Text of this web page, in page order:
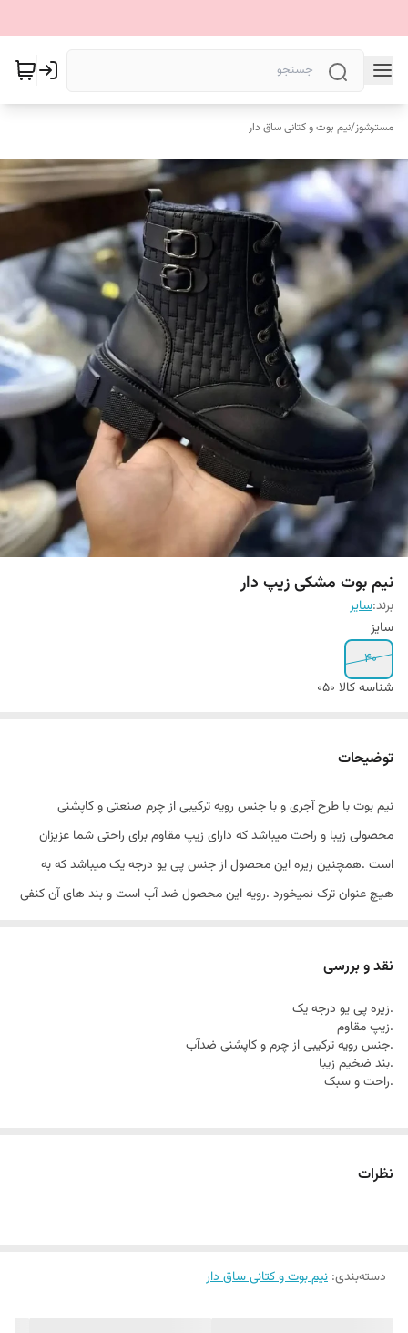
مسترشوز/نیم بوت و کتانی ساق دار
نیم بوت مشکی زیپ دار
برند:سایر
سایز
40
شناسه کالا 050
توضیحات
نیم بوت با طرح آجری و با جنس رویه ترکیبی از چرم صنعتی و کاپشنی
محصولی زیبا و راحت میباشد که دارای زیپ مقاوم برای راحتی شما عزیزان
است .همچنین زیره این محصول از جنس پی یو درجه یک میباشد که به
هیچ عنوان ترک نمیخورد .رویه این محصول ضد آب است و بند های آن کنفی
نقد و بررسی
.زیره پی یو درجه یک
.زیپ مقاوم
.جنس رویه ترکیبی از چرم و کاپشنی ضدآب
.بند ضخیم زیبا
.راحت و سبک
نظرات
دسته‌بندی: نیم بوت و کتانی ساق دار